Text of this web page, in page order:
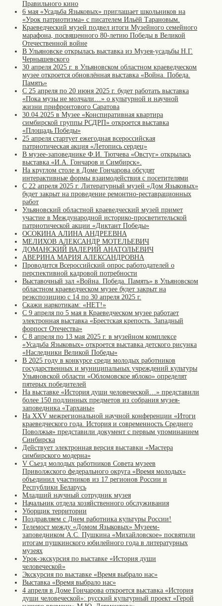
Правильного кино
6 мая «Усадьба Языковых» приглашает школьников на
«Урок патриотизма» с писателем Ильёй Тарановым.
Краеведческий музей подвел итоги Музейного семейного
марафона, посвященного 80-летию Победы в Великой
Отечественной войне
В Ульяновске открылась выставка из Музея-усадьбы Н.Г.
Чернышевского
30 апреля 2025 г. в Ульяновском областном краеведческом
музее откроется обновлённая выставка «Война. Победа.
Память»
С 25 апреля по 20 июня 2025 г. будет работать выставка
«Пока музы не молчали…» о культурной и научной
жизни прифронтового Саратова
30.04.2025 в Музее «Конспиративная квартира
симбирской группы РСДРП» откроется выставка
«Площадь Победы»
25 апреля стартует ежегодная всероссийская
патриотическая акция «Летопись сердец»
В музее-заповеднике Ф.И. Тютчева «Овстуг» открылась
выставка «И.А. Гончаров и Симбирск».
На круглом столе в Доме Гончарова обсудят
интерактивные формы взаимодействия с посетителями
С 22 апреля 2025 г. Литературный музей «Дом Языковых»
будет закрыт на проведение ремонтно-реставрационных
работ
Ульяновский областной краеведческий музей примет
участие в Международной историко-просветительской
патриотической акции «Диктант Победы»
ОСОКИНА АЛИНА АНДРЕЕВНА
МЕЛИХОВ АЛЕКСАНДР МОТЕЛЬЕВИЧ
ДОМАНСКИЙ ВАЛЕРИЙ АНАТОЛЬЕВИЧ
АВЕРИНА МАРИЯ АЛЕКСАНДРОВНА
Проводится Всероссийский опрос работодателей о
перспективной кадровой потребности
Выставочный зал «Война. Победа. Память» в Ульяновском
областном краеведческом музее будет закрыт на
реэкспозицию с 14 по 30 апреля 2025 г.
Скажи наркотикам: «НЕТ!»
С 9 апреля по 5 мая в Краеведческом музее работает
электронная выставка «Брестская крепость. Западный
форпост Отечества»
С 8 апреля по 13 мая 2025 г. в музейном комплексе
«Усадьба Языковых» откроется выставка детского рисунка
«Наследники Великой Победы»
В 2025 году в конкурсе среди молодых работников
государственных и муниципальных учреждений культуры
Ульяновской области «Обломовское яблоко» определят
пятерых победителей
На выставке «История души человеческой…» представили
более 150 подлинных предметов из собрания музея-
заповедника «Тарханы»
На XXV межрегиональной научной конференции «Итоги
краеведческого года. История и современность Среднего
Поволжья» представили документ с первым упоминанием
Синбирска
Действует электронная версия выставки «Мастера
симбирского модерна»
V Съезд молодых работников Совета музеев
Приволжского федерального округа «Время молодых»
объединил участников из 17 регионов России и
Республики Беларусь
Младший научный сотрудник музея
Начальник отдела хозяйственного обслуживания
Уборщик территории
Поздравляем с Днем работника культуры России!
Телемост между «Домом Языковых» Музеем-
заповедником А.С. Пушкина «Михайловское» посвятили
итогам пушкинского юбилейного года в литературных
музеях
Урок-экскурсия по выставке «История души
человеческой»
Экскурсия по выставке «Время выбрало нас»
Выставка «Время выбрало нас»
4 апреля в Доме Гончарова откроется выставка «История
души человеческой»: русский культурный проект «Герой